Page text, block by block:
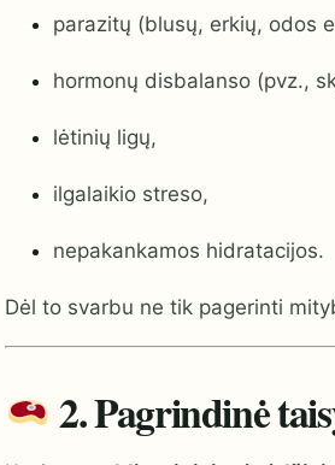
parazitų (blusų, erkių, odos
hormonų disbalanso (pvz.,
lėtinių ligų,
ilgalaikio streso,
nepakankamos hidratacijos.
Dėl to svarbu ne tik pagerinti
2. Pagrindinė